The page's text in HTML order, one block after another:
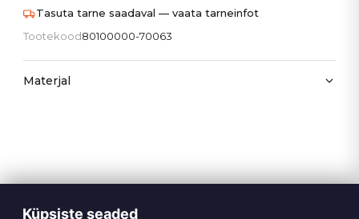
Tasuta tarne saadaval — vaata tarneinfot
Tootekood80100000-70063
Materjal
Küpsiste seaded